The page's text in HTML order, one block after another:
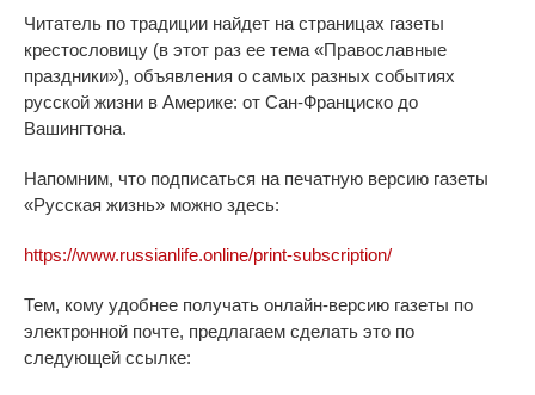
Читатель по традиции найдет на страницах газеты
крестословицу (в этот раз ее тема «Православные
праздники»), объявления о самых разных событиях
русской жизни в Америке: от Сан-Франциско до
Вашингтона.
Напомним, что подписаться на печатную версию газеты
«Русская жизнь» можно здесь:
https://www.russianlife.online/print-subscription/
Тем, кому удобнее получать онлайн-версию газеты по
электронной почте, предлагаем сделать это по
следующей ссылке: